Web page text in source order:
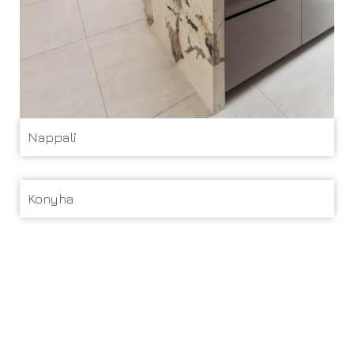
Nappali
Konyha